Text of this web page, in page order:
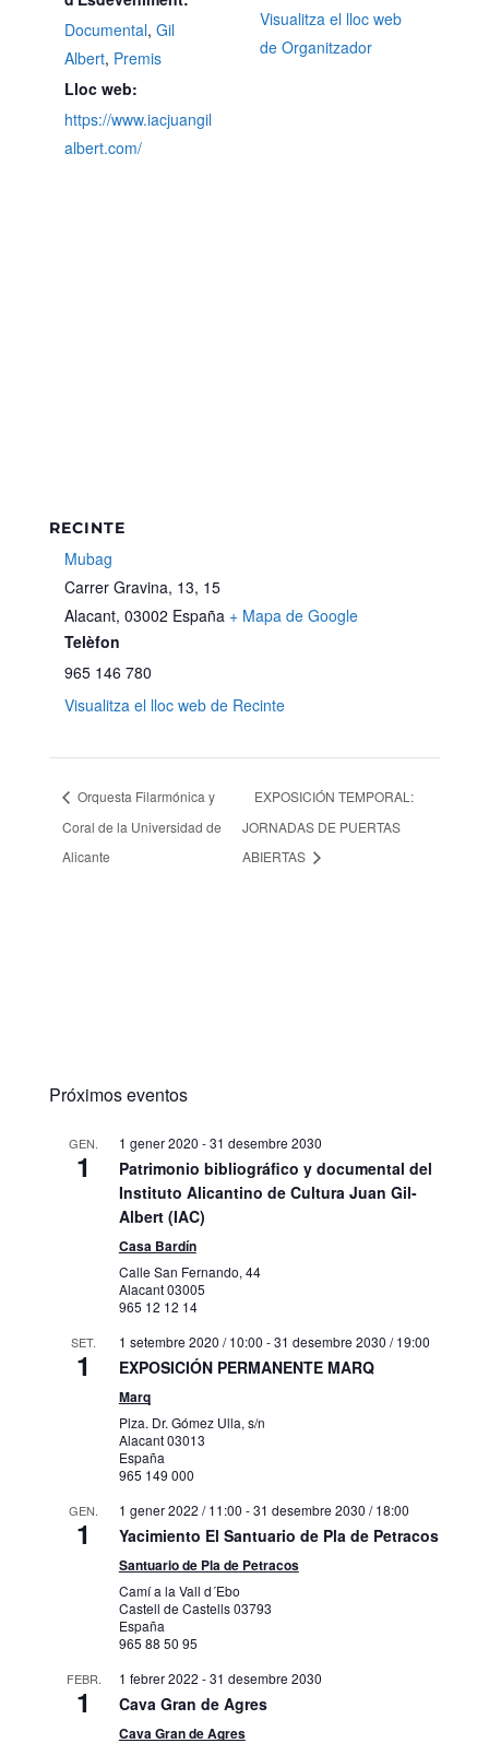
Documental, Gil
Albert, Premis
Lloc web:
https://www.iacjuangil
albert.com/
Visualitza el lloc web
de Organitzador
RECINTE
Mubag
Carrer Gravina, 13, 15
Alacant, 03002 España + Mapa de Google
Telèfon
965 146 780
Visualitza el lloc web de Recinte
Orquesta Filarmónica y
Coral de la Universidad de
Alicante
EXPOSICIÓN TEMPORAL:
JORNADAS DE PUERTAS
ABIERTAS
Próximos eventos
GEN.
1
1 gener 2020 -31 desembre 2030
Patrimonio bibliográfico y documental del
Instituto Alicantino de Cultura Juan Gil-
Albert (IAC)
Casa Bardín
Calle San Fernando, 44
Alacant03005
965 12 12 14
SET.
1
1 setembre 2020 / 10:00 -31 desembre 2030 / 19:00
EXPOSICIÓN PERMANENTE MARQ
Marq
Plza. Dr. Gómez Ulla, s/n
Alacant03013
España
965 149 000
GEN.
1
1 gener 2022 / 11:00 -31 desembre 2030 / 18:00
Yacimiento El Santuario de Pla de Petracos
Santuario de Pla de Petracos
Camí a la Vall d´Ebo
Castell de Castells03793
España
965 88 50 95
FEBR.
1
1 febrer 2022 -31 desembre 2030
Cava Gran de Agres
Cava Gran de Agres